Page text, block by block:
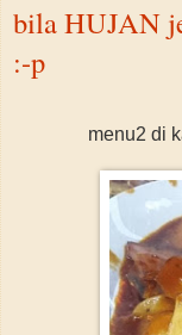
bila HUJAN
:-p
menu2 di